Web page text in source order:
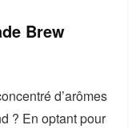
Brew
d’arômes
? En optant pour